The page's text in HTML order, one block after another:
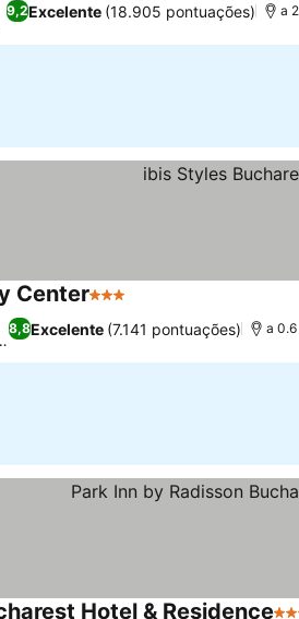
9,2Excelente (18.905 pontuações) a
Center3 Estrelas
8,8Excelente (7.141 pontuações) a
Hotel & Residence